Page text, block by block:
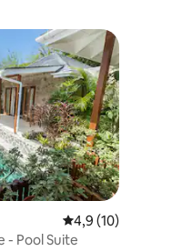
Gemiddelde
4,9 (10)
- Pool Suite